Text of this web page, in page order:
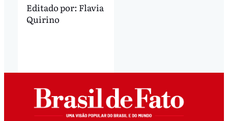
Editado por: Flavia
Quirino